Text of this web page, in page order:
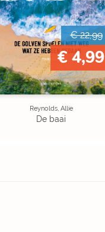
€ 22,99
€ 4,99
Reynolds, Allie
De baai